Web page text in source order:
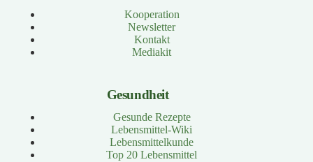
Kooperation
Newsletter
Kontakt
Mediakit
Gesundheit
Gesunde Rezepte
Lebensmittel-Wiki
Lebensmittelkunde
Top 20 Lebensmittel